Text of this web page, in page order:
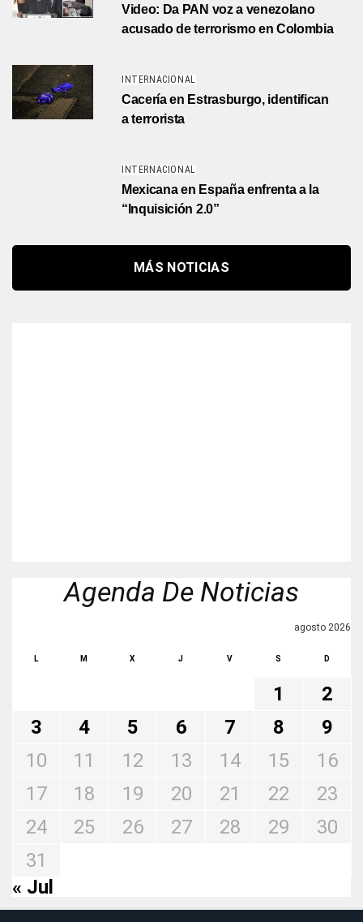
Video: Da PAN voz a venezolano
acusado de terrorismo en Colombia
INTERNACIONAL
Cacería en Estrasburgo, identifican
a terrorista
INTERNACIONAL
Mexicana en España enfrenta a la
“Inquisición 2.0”
MÁS NOTICIAS
Agenda De Noticias
agosto 2026
L M X J V S D
1
2
3
4 5 6 7 8
9
10
11 12 13 14 15
16
17
18 19 20 21 22
23
24
25 26 27 28 29
30
31
« Jul